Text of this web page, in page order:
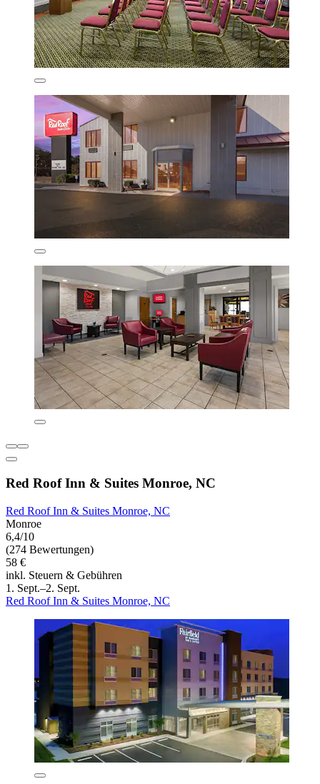
Red Roof Inn & Suites Monroe, NC
Red Roof Inn & Suites Monroe, NC
Monroe
6,4/10
(274 Bewertungen)
58 €
inkl. Steuern & Gebühren
1. Sept.–2. Sept.
Red Roof Inn & Suites Monroe, NC